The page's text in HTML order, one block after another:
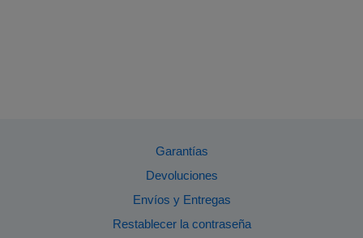
Garantías
Devoluciones
Envíos y Entregas
Restablecer la contraseña